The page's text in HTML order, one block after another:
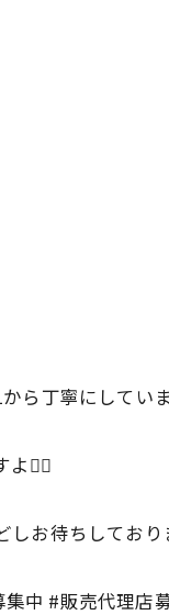
ら丁寧にしてい
👍🏻
しお待ちしており
中 #販売代理店